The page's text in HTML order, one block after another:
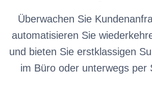
Überwachen Sie
automatisieren Sie
und bieten Sie erstklassigen
im Büro oder unterwegs per